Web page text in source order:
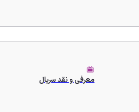
معرفی و نقد سریال